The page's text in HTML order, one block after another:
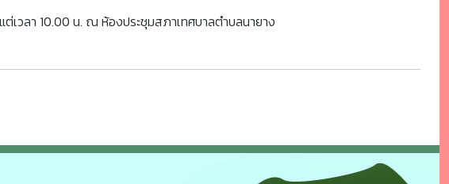
วลา 10.00 น. ณ ห้องประชุมสภาเทศบาลตำบลนายาง